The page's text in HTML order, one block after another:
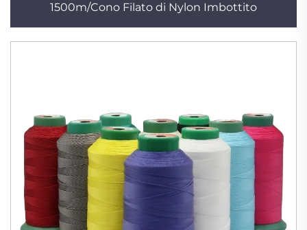
1500m/Cono Filato di Nylon Imbottito